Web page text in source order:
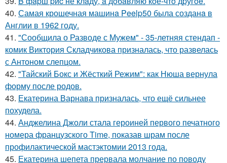
40. Самая крошечная машинa Peelp50 была созданa в
Англии в 1962 году.
41. "Сообщила о Разводе с Мужем" - 35-летняя стендап -
комик Виктория Складчикова призналась, что развелась
с Антоном слепцом.
42. "Тайский Бокс и Жёсткий Режим": как Нюша вернула
форму после родов.
43. Екатерина Варнава призналась, что ещё сильнее
похудела.
44. Анджелина Джоли стала героиней первого печатного
номера французского Time, показав шрам после
профилактической мастэктомии 2013 года.
45. Екатерина шепета прервала молчание по поводу